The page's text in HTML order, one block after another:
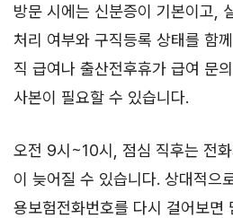
방문 시에는 신분증이 기본이고,
처리 여부와 구직등록 상태를 함
직 급여나 출산전후휴가 급여 문
사본이 필요할 수 있습니다.
오전 9시~10시, 점심 직후는 전
이 늦어질 수 있습니다. 상대적으
용보험전화번호를 다시 걸어보면